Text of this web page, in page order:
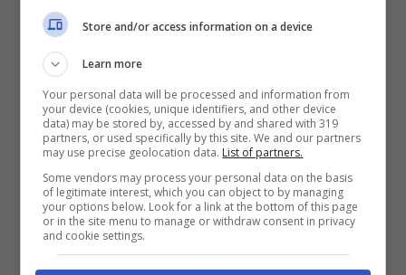
E il nome diRamosè sicuramente da tenere
in considerazione per il Milan. In caso di addio
di Gimenez, i rossoneri nel prossimo
calciomercatodovranno prendere un
attaccante e il portoghese può essere un’idea
soprattutto se il
dovesse aprire ad una
operazione in prestito. Per il momento siamo
nel campo delle suggestioni e vedremo cosa
succederà nel corso delle prossime
Store and/or access information on a device
Learn more
Your personal data will be processed and information from
your device (cookies, unique identifiers, and other device
data) may be stored by, accessed by and shared with 319
partners, or used specifically by this site. We and our partners
may use precise geolocation data. List of partners.
Some vendors may process your personal data on the basis
of legitimate interest, which you can object to by managing
your options below. Look for a link at the bottom of this page
or in the site menu to manage or withdraw consent in privacy
and cookie settings.